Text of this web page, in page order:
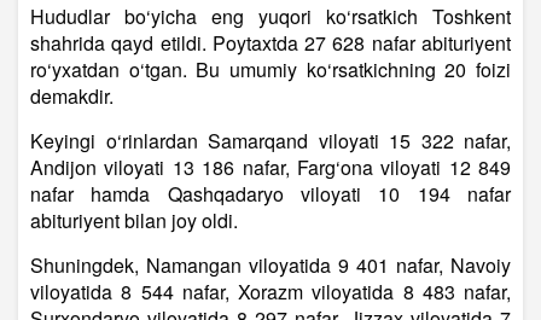
Hududlar bo‘yicha eng yuqori ko‘rsatkich Toshkent
shahrida qayd etildi. Poytaxtda 27 628 nafar abituriyent
ro‘yxatdan o‘tgan. Bu umumiy ko‘rsatkichning 20 foizi
demakdir.
Keyingi o‘rinlardan Samarqand viloyati 15 322 nafar,
Andijon viloyati 13 186 nafar, Farg‘ona viloyati 12 849
nafar hamda Qashqadaryo viloyati 10 194 nafar
abituriyent bilan joy oldi.
Shuningdek, Namangan viloyatida 9 401 nafar, Navoiy
viloyatida 8 544 nafar, Xorazm viloyatida 8 483 nafar,